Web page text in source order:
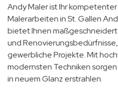
Andy Maler ist Ihr
Malerarbeiten in St. Gallen
bietet Ihnen
und
gewerbliche Projekte. Mit
modernsten Techniken sorgen
in neuem Glanz erstrahlen.